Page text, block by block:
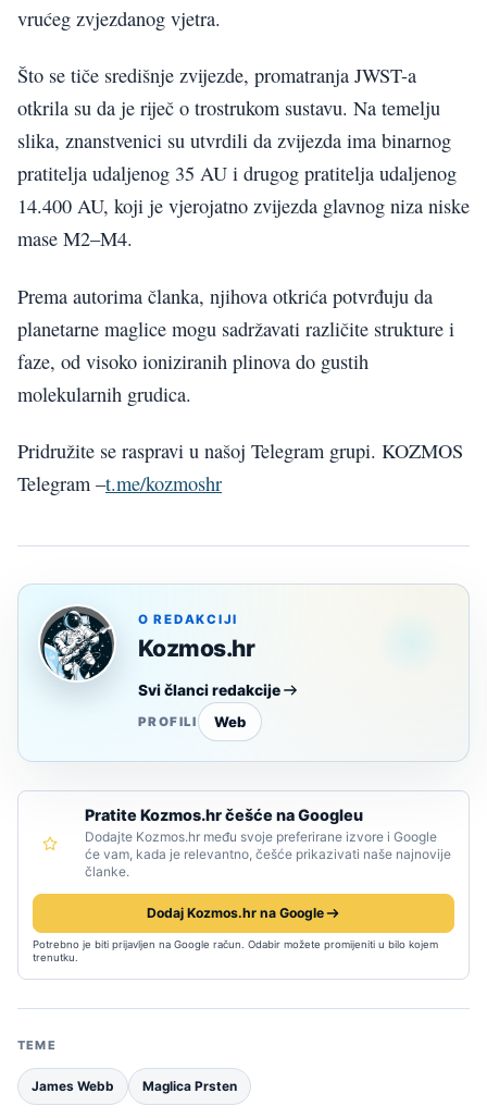
vrućeg zvjezdanog vjetra.
Što se tiče središnje zvijezde, promatranja JWST-a
otkrila su da je riječ o trostrukom sustavu. Na temelju
slika, znanstvenici su utvrdili da zvijezda ima binarnog
pratitelja udaljenog 35 AU i drugog pratitelja udaljenog
14.400 AU, koji je vjerojatno zvijezda glavnog niza niske
mase M2–M4.
Prema autorima članka, njihova otkrića potvrđuju da
planetarne maglice mogu sadržavati različite strukture i
faze, od visoko ioniziranih plinova do gustih
molekularnih grudica.
Pridružite se raspravi u našoj Telegram grupi. KOZMOS
Telegram –t.me/kozmoshr
O REDAKCIJI
Kozmos.hr
Svi članci redakcije
PROFILI Web
Pratite Kozmos.hr češće na Googleu
Dodajte Kozmos.hr među svoje preferirane izvore i Google
će vam, kada je relevantno, češće prikazivati naše najnovije
članke.
Dodaj Kozmos.hr na Google
Potrebno je biti prijavljen na Google račun. Odabir možete promijeniti u bilo kojem
trenutku.
TEME
James Webb Maglica Prsten